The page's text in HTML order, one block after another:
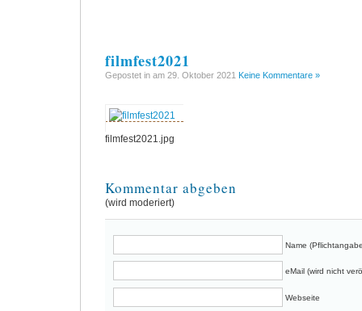
filmfest2021
Gepostet in am 29. Oktober 2021 Keine Kommentare »
filmfest2021.jpg
Kommentar abgeben
(wird moderiert)
Name
eMail (wird nicht
Webseite